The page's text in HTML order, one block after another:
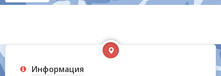
Информация